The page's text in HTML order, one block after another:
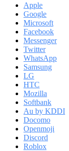
Apple
Google
Microsoft
Facebook
Messenger
Twitter
WhatsApp
Samsung
LG
HTC
Mozilla
Softbank
Au by KDDI
Docomo
Openmoji
Discord
Roblox